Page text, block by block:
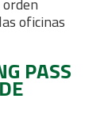
oficinas
PASS